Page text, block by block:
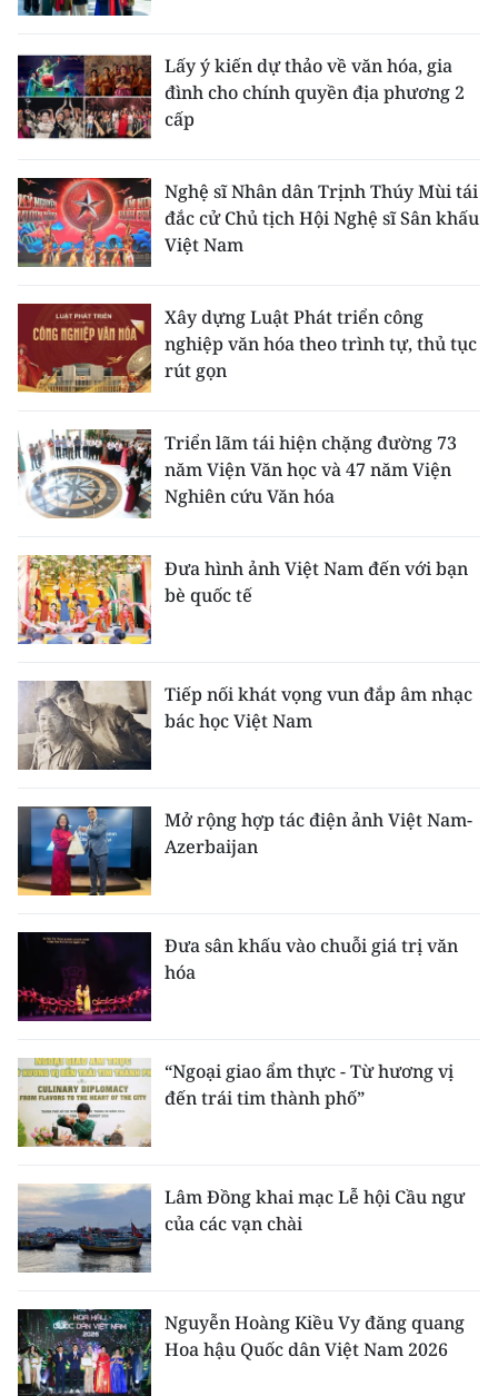
Lấy ý kiến dự thảo về văn hóa, gia
đình cho chính quyền địa phương 2
cấp
Nghệ sĩ Nhân dân Trịnh Thúy Mùi tái
đắc cử Chủ tịch Hội Nghệ sĩ Sân khấu
Việt Nam
Xây dựng Luật Phát triển công
nghiệp văn hóa theo trình tự, thủ tục
rút gọn
Triển lãm tái hiện chặng đường 73
năm Viện Văn học và 47 năm Viện
Nghiên cứu Văn hóa
Đưa hình ảnh Việt Nam đến với bạn
bè quốc tế
Tiếp nối khát vọng vun đắp âm nhạc
bác học Việt Nam
Mở rộng hợp tác điện ảnh Việt Nam-
Azerbaijan
Đưa sân khấu vào chuỗi giá trị văn
hóa
“Ngoại giao ẩm thực - Từ hương vị
đến trái tim thành phố”
Lâm Đồng khai mạc Lễ hội Cầu ngư
của các vạn chài
Nguyễn Hoàng Kiều Vy đăng quang
Hoa hậu Quốc dân Việt Nam 2026